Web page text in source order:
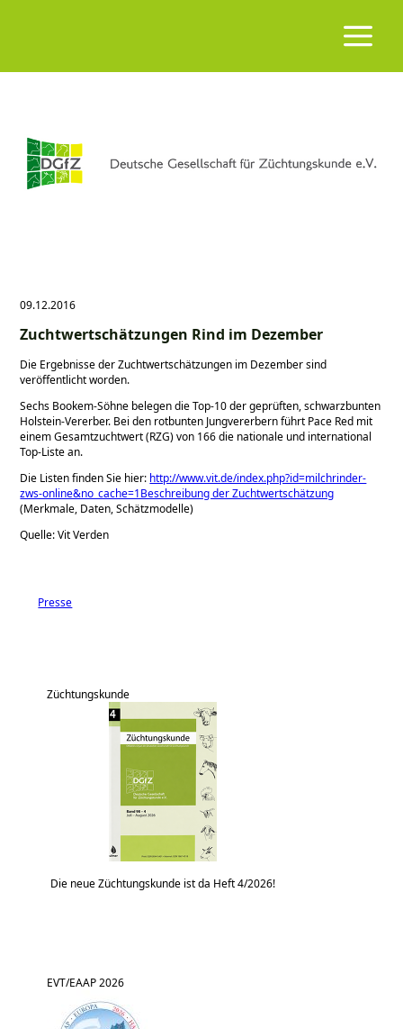
09.12.2016
Zuchtwertschätzungen Rind im Dezember
Die Ergebnisse der Zuchtwertschätzungen im Dezember sind
veröffentlicht worden.
Sechs Bookem-Söhne belegen die Top-10 der geprüften, schwarzbunten
Holstein-Vererber. Bei den rotbunten Jungvererbern führt Pace Red mit
einem Gesamtzuchtwert (RZG) von 166 die nationale und international
Top-Liste an.
Die Listen finden Sie hier: http://www.vit.de/index.php?id=milchrinder-
zws-online&no_cache=1Beschreibung der Zuchtwertschätzung
(Merkmale, Daten, Schätzmodelle)
Quelle: Vit Verden
Presse
Züchtungskunde
Die neue Züchtungskunde ist da Heft 4/2026!
EVT/EAAP 2026